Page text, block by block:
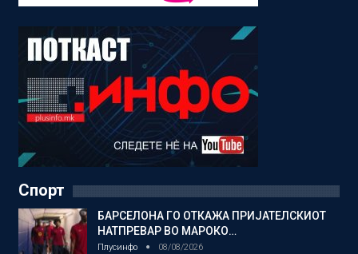
Спорт
БАРСЕЛОНА ГО ОТКАЖА ПРИЈАТЕЛСКИОТ
НАТПРЕВАР ВО МАРОКО…
Плусинфо 08/08/2026